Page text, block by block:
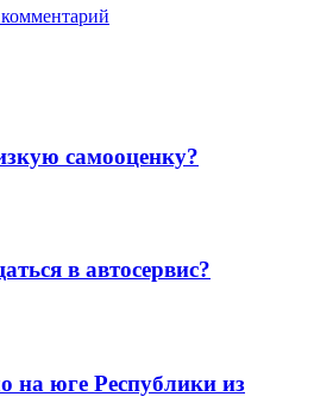
самооценку?
в автосервис?
на юге Республики из